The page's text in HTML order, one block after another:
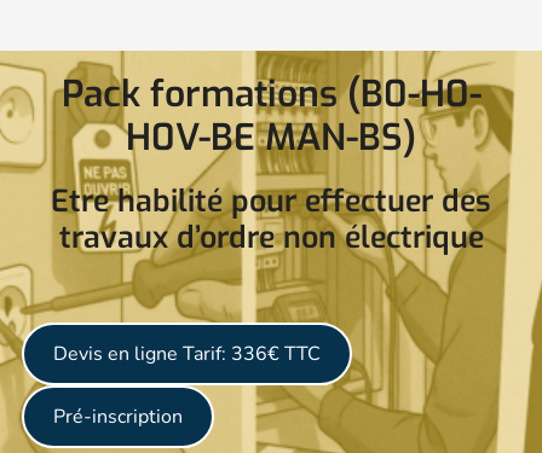
Pack formations (B0-H0-
H0V-BE MAN-BS)
Etre habilité pour effectuer des
travaux d’ordre non électrique
Devis en ligne Tarif: 336€ TTC
Pré-inscription